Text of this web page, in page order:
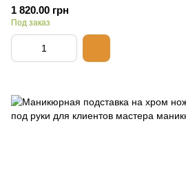
маникюра
1 820.00 грн
Под заказ